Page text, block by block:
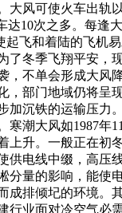
风可使火车出
达10次之多。每
飞和着陆的飞
冬季飞翔平安
不单会形成大
部门地域仍将
沉铁的运输压
潮大风如1987
升。一般正在
电线中缀，高
量的影响，能
排倾圮的环境
业面对冷空气